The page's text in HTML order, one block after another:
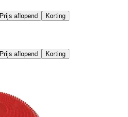
Prijs aflopend Korting
Prijs aflopend Korting